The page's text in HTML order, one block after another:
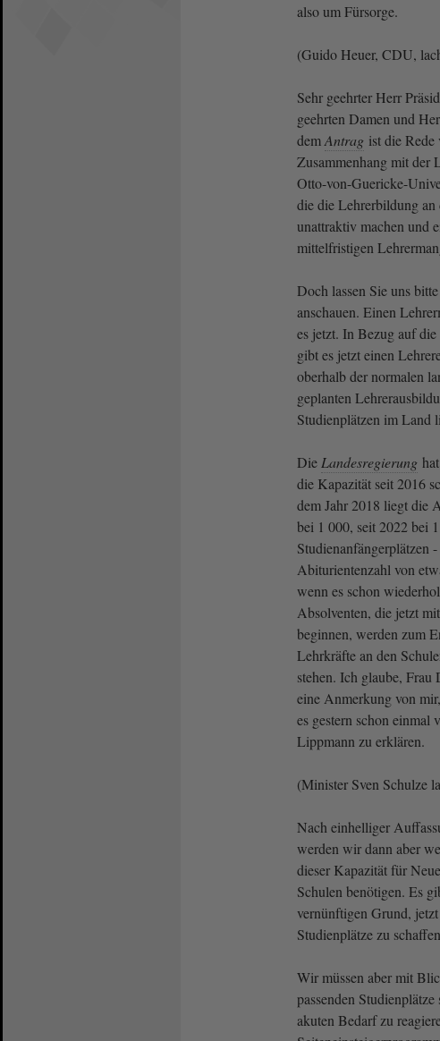
also um Fürsorge.
(Guido Heuer, CDU,
Sehr geehrter Herr
geehrten Damen und
demAntrag ist die
Zusammenhang mit der
Otto-von-Guericke-
die die Lehrerbildung
unattraktiv machen und
mittelfristigen
Doch lassen Sie uns
anschauen. Einen
es jetzt. In Bezug auf
gibt es jetzt einen
oberhalb der normalen
geplanten
Studienplätzen im Land
Die Landesregierung
die Kapazität seit 2016
dem Jahr 2018 liegt die
bei 1 000, seit 2022 bei
Studienanfängerplätzen
Abiturientenzahl von
wenn es schon
Absolventen, die jetzt
beginnen, werden zum
Lehrkräfte an den
stehen. Ich glaube, Frau
eine Anmerkung von
es gestern schon einmal
Lippmann zu erklären.
(Minister Sven Schulze
Nach einhelliger
werden wir dann aber
dieser Kapazität für
Schulen benötigen. Es
vernünftigen Grund,
Studienplätze zu
Wir müssen aber mit
passenden
akuten Bedarf zu